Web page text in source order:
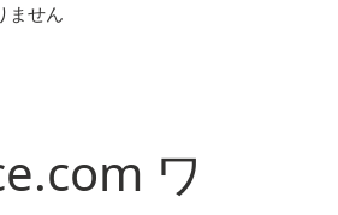
ません
ワ